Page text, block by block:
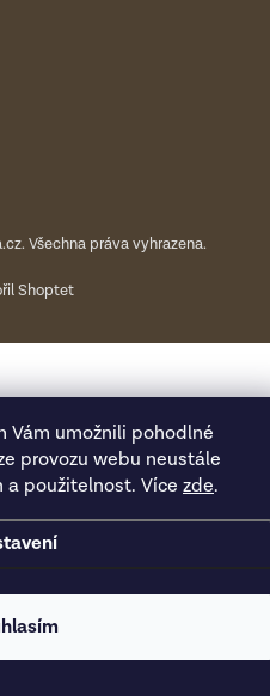
Vám umožnili pohodlné
provozu webu neustále
a použitelnost. Více zde.
Shoptet
. Všechna práva vyhrazena.